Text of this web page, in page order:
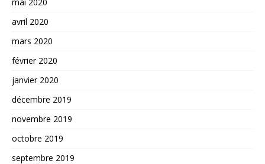
avril 2020
mars 2020
février 2020
janvier 2020
décembre 2019
novembre 2019
octobre 2019
septembre 2019